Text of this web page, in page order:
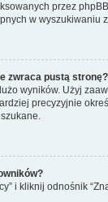
przez
w wyszukiwaniu
zwraca pustą
wyników. Użyj
precyzyjnie
i kliknij odnośnik